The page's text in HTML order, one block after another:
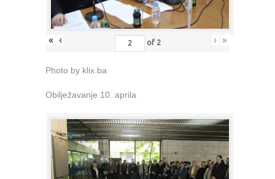
« ‹ of 2 › »
Photo by klix.ba
Obilježavanje 10. aprila